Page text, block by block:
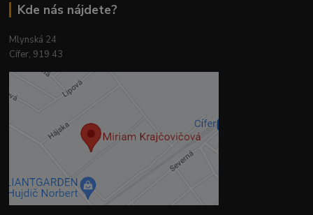
Kde nás nájdete?
Mlynská 24
Cífer, 919 43